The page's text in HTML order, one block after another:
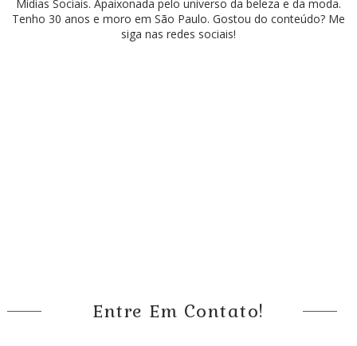
Mídias Sociais. Apaixonada pelo universo da beleza e da moda.
Tenho 30 anos e moro em São Paulo. Gostou do conteúdo? Me
siga nas redes sociais!
Entre Em Contato!